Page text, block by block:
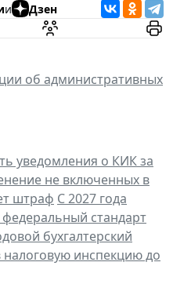
и Дзен
об административных
уведомления о КИК за
не включенных в
штраф С 2027 года
стандарт
бухгалтерский
налоговую инспекцию до